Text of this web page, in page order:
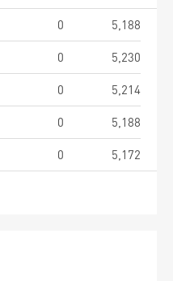
0
5,188
0
5,230
0
5,214
0
5,188
0 5,172